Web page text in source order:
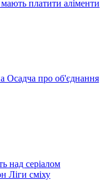
платити аліменти
Осадча про об'єднання
над серіалом
Ліги сміху